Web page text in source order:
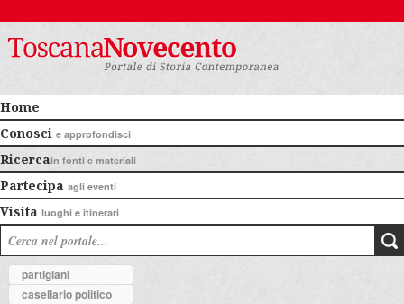
Home
Conosci e approfondisci
Ricercain fonti e materiali
Partecipa agli eventi
Visita luoghi e itinerari
partigiani
casellario politico